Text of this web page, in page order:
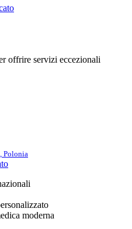
offrire servizi eccezionali
Polonia
moderna